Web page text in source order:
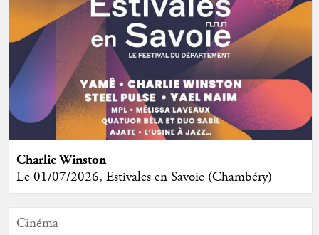
Charlie Winston
Le 01/07/2026, Estivales en Savoie (Chambéry)
Cinéma